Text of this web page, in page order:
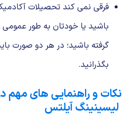
فرقی نمی کند تحصیلات
باشید یا خودتان به طور
گرفته باشید؛ در هر دو صورت
بگذرانید.
نکات و راهنمایی های مهم
لیسینینگ آیلتس